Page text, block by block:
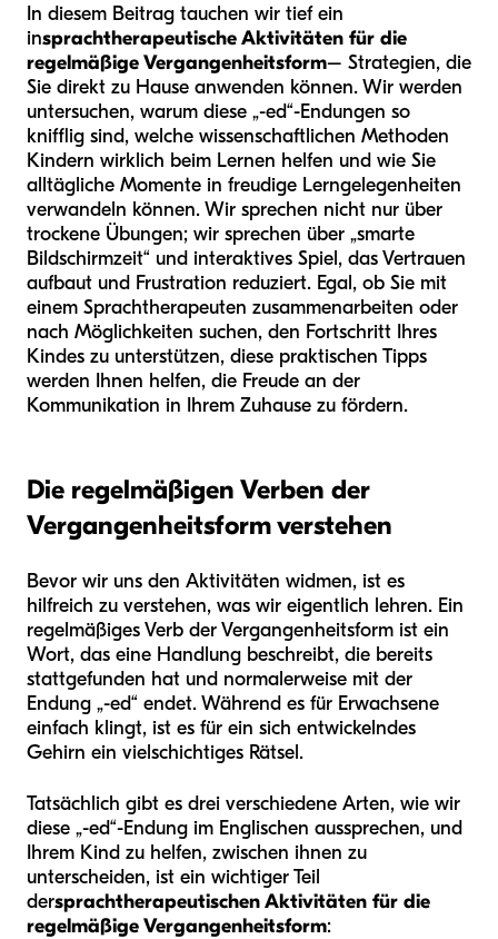
In diesem Beitrag tauchen wir tief ein
insprachtherapeutische Aktivitäten für die
regelmäßige Vergangenheitsform– Strategien, die
Sie direkt zu Hause anwenden können. Wir werden
untersuchen, warum diese „-ed“-Endungen so
knifflig sind, welche wissenschaftlichen Methoden
Kindern wirklich beim Lernen helfen und wie Sie
alltägliche Momente in freudige Lerngelegenheiten
verwandeln können. Wir sprechen nicht nur über
trockene Übungen; wir sprechen über „smarte
Bildschirmzeit“ und interaktives Spiel, das Vertrauen
aufbaut und Frustration reduziert. Egal, ob Sie mit
einem Sprachtherapeuten zusammenarbeiten oder
nach Möglichkeiten suchen, den Fortschritt Ihres
Kindes zu unterstützen, diese praktischen Tipps
werden Ihnen helfen, die Freude an der
Kommunikation in Ihrem Zuhause zu fördern.
Die regelmäßigen Verben der
Vergangenheitsform verstehen
Bevor wir uns den Aktivitäten widmen, ist es
hilfreich zu verstehen, was wir eigentlich lehren. Ein
regelmäßiges Verb der Vergangenheitsform ist ein
Wort, das eine Handlung beschreibt, die bereits
stattgefunden hat und normalerweise mit der
Endung „-ed“ endet. Während es für Erwachsene
einfach klingt, ist es für ein sich entwickelndes
Gehirn ein vielschichtiges Rätsel.
Tatsächlich gibt es drei verschiedene Arten, wie wir
diese „-ed“-Endung im Englischen aussprechen, und
Ihrem Kind zu helfen, zwischen ihnen zu
unterscheiden, ist ein wichtiger Teil
dersprachtherapeutischen Aktivitäten für die
regelmäßige Vergangenheitsform: